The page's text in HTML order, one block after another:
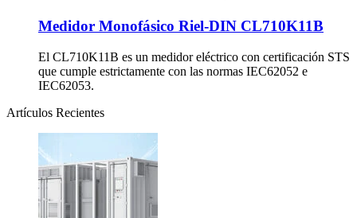
Medidor Monofásico Riel-DIN CL710K11B
El CL710K11B es un medidor eléctrico con certificación STS
que cumple estrictamente con las normas IEC62052 e
IEC62053.
Artículos Recientes